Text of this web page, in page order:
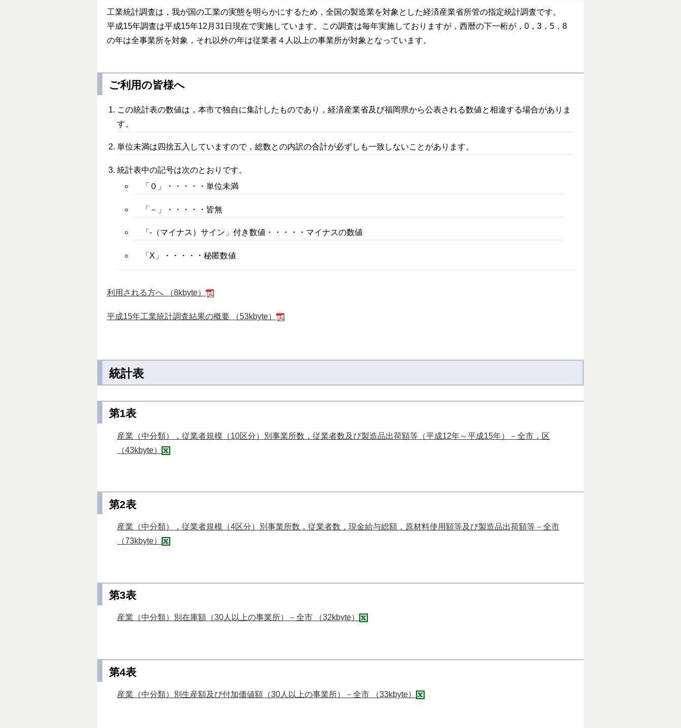
工業統計調査は，我が国の工業の実態を明らかにするため，全国の製造業を対象とした経済産業省所管の指定統計調査です。
平成15年調査は平成15年12月31日現在で実施しています。この調査は毎年実施しておりますが，西暦の下一桁が，0，3，5，8
の年は全事業所を対象，それ以外の年は従業者４人以上の事業所が対象となっています。
ご利用の皆様へ
この統計表の数値は，本市で独自に集計したものであり，経済産業省及び福岡県から公表される数値と相違する場合がありま
す。
単位未満は四捨五入していますので，総数との内訳の合計が必ずしも一致しないことがあります。
統計表中の記号は次のとおりです。
「０」・・・・・単位未満
「－」・・・・・皆無
「‐（マイナス）サイン」付き数値・・・・・マイナスの数値
「X」・・・・・秘匿数値
利用される方へ （8kbyte）
平成15年工業統計調査結果の概要 （53kbyte）
統計表
第1表
産業（中分類），従業者規模（10区分）別事業所数，従業者数及び製造品出荷額等（平成12年～平成15年）－全市，区
（43kbyte）
第2表
産業（中分類），従業者規模（4区分）別事業所数，従業者数，現金給与総額，原材料使用額等及び製造品出荷額等－全市
（73kbyte）
第3表
産業（中分類）別在庫額（30人以上の事業所）－全市 （32kbyte）
第4表
産業（中分類）別生産額及び付加価値額（30人以上の事業所）－全市 （33kbyte）